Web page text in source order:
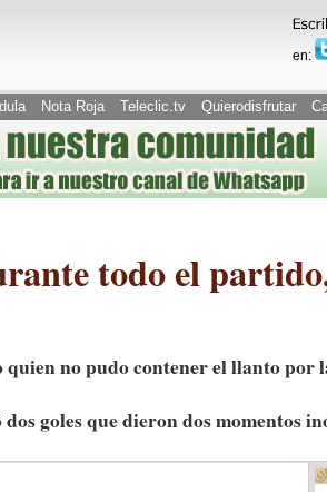
en:
Nota Roja Teleclic.tv Quierodisfrutar
todo el
no pudo contener el llanto por
goles que dieron dos momentos